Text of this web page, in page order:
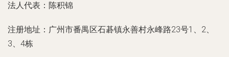
法人代表： 陈积锦
注册地址： 广州市番禺区石碁镇永善村永峰路23号1、2、
3、4栋